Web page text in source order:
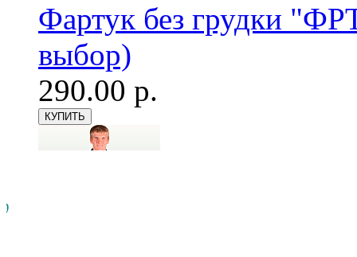
Фартук без грудки
выбор)
290.00 р.